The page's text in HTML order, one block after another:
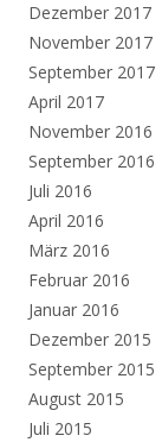
Dezember 2017
November 2017
September 2017
April 2017
November 2016
September 2016
Juli 2016
April 2016
März 2016
Februar 2016
Januar 2016
Dezember 2015
September 2015
August 2015
Juli 2015